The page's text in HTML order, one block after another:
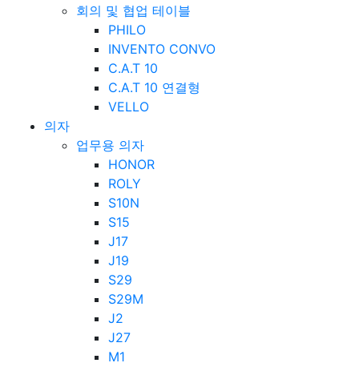
회의 및 협업 테이블
PHILO
INVENTO CONVO
C.A.T 10
C.A.T 10 연결형
VELLO
의자
업무용 의자
HONOR
ROLY
S10N
S15
J17
J19
S29
S29M
J2
J27
M1